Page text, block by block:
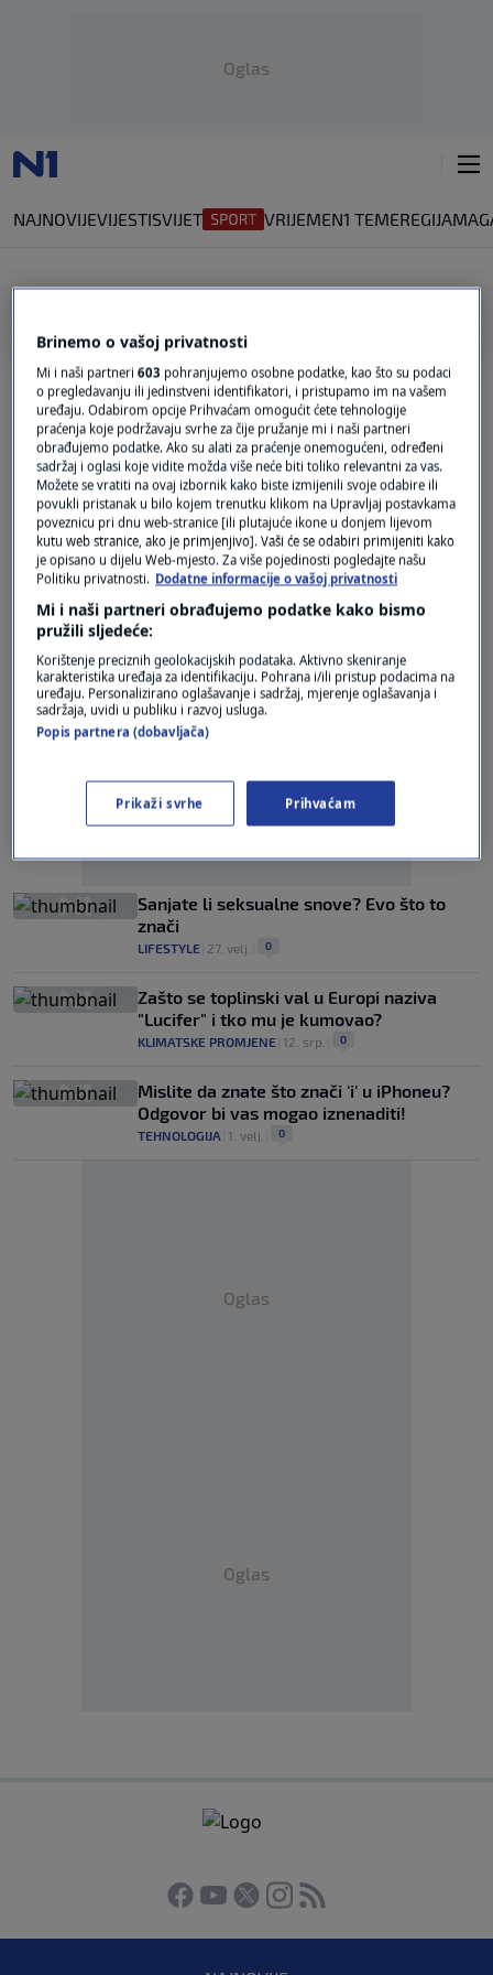
Oglas
NAJNOVIJEVIJESTISVIJET VRIJEMEN1 TEMEREGIJA
ZNAČENJE
FUMATA BIANCA
VIDEO / Povijest i znanost iza bijelog dima
SVIJET|8. svi.| 0
Zašto se kaže da su u laži kratke noge?
LIFESTYLE|13. kol.| 0
Znate li što zapravo znači Baby Lasagna?
Ovo vjerojatno niste očekivali
MAGAZIN|28. velj.| 0
Sanjate li seksualne snove? Evo što to
znači
LIFESTYLE 27. velj. 0
Zašto se toplinski val u Europi naziva
"Lucifer" i tko mu je kumovao?
KLIMATSKE PROMJENE 12. srp. 0
Mislite da znate što znači 'i' u iPhoneu?
Odgovor bi vas mogao iznenaditi!
TEHNOLOGIJA 1. velj. 0
Oglas
Oglas
Brinemo o vašoj privatnosti
Mi i naši partneri603 pohranjujemo osobne podatke, kao što su podaci
o pregledavanju ili jedinstveni identifikatori, i pristupamo im na vašem
uređaju. Odabirom opcije Prihvaćam omogućit ćete tehnologije
praćenja koje podržavaju svrhe za čije pružanje mi i naši partneri
obrađujemo podatke. Ako su alati za praćenje onemogućeni, određeni
sadržaj i oglasi koje vidite možda više neće biti toliko relevantni za vas.
Možete se vratiti na ovaj izbornik kako biste izmijenili svoje odabire ili
povukli pristanak u bilo kojem trenutku klikom na Upravljaj postavkama
poveznicu pri dnu web-stranice [ili plutajuće ikone u donjem lijevom
kutu web stranice, ako je primjenjivo]. Vaši će se odabiri primijeniti kako
je opisano u dijelu Web-mjesto. Za više pojedinosti pogledajte našu
Politiku privatnosti. Dodatne informacije o vašoj privatnosti
Mi i naši partneri obrađujemo podatke kako bismo
pružili sljedeće:
Korištenje preciznih geolokacijskih podataka. Aktivno skeniranje
karakteristika uređaja za identifikaciju. Pohrana i/ili pristup podacima na
uređaju. Personalizirano oglašavanje i sadržaj, mjerenje oglašavanja i
sadržaja, uvidi u publiku i razvoj usluga.
Popis partnera (dobavljača)
Prikaži svrhe Prihvaćam